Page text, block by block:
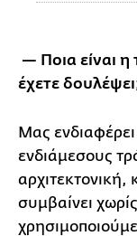
— Ποια είναι
έχετε
Μας
ενδιάμεσους
αρχιτεκτονική,
συμβαίνει